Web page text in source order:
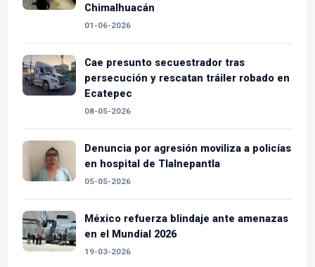
Chimalhuacán
01-06-2026
Cae presunto secuestrador tras
persecución y rescatan tráiler robado en
Ecatepec
08-05-2026
Denuncia por agresión moviliza a policías
en hospital de Tlalnepantla
05-05-2026
México refuerza blindaje ante amenazas
en el Mundial 2026
19-03-2026